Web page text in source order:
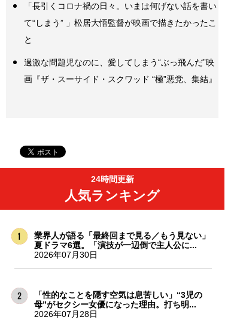
「長引くコロナ禍の日々。いまは何げない話を書い
て“しまう” 」松居大悟監督が映画で描きたかったこ
と
過激な問題児なのに、愛してしまう“ぶっ飛んだ”映
画『ザ・スーサイド・スクワッド “極”悪党、集結』
24時間更新
人気ランキング
業界人が語る「最終回まで見る／もう見ない」
夏ドラマ6選。「演技が一辺倒で主人公に...
2026年07月30日
「性的なことを隠す空気は息苦しい」“3児の
母”がセクシー女優になった理由。打ち明...
2026年07月28日